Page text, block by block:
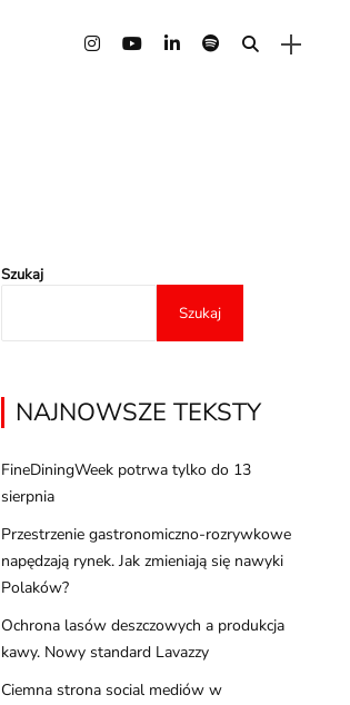
Szukaj
Szukaj
NAJNOWSZE TEKSTY
FineDiningWeek potrwa tylko do 13
sierpnia
Przestrzenie gastronomiczno-rozrywkowe
napędzają rynek. Jak zmieniają się nawyki
Polaków?
Ochrona lasów deszczowych a produkcja
kawy. Nowy standard Lavazzy
Ciemna strona social mediów w